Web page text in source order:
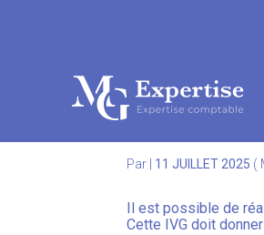
Aller
Par 11 JUILLET 2025 (
Il est possible de
Cette IVG doit